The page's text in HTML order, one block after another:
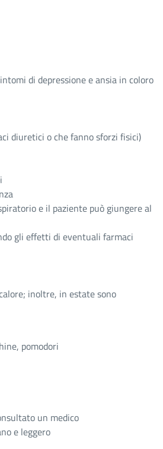
di depressione e ansia in coloro
diuretici o che fanno sforzi fisici)
e il paziente può giungere al
gli effetti di eventuali farmaci
inoltre, in estate sono
pomodori
un medico
e leggero